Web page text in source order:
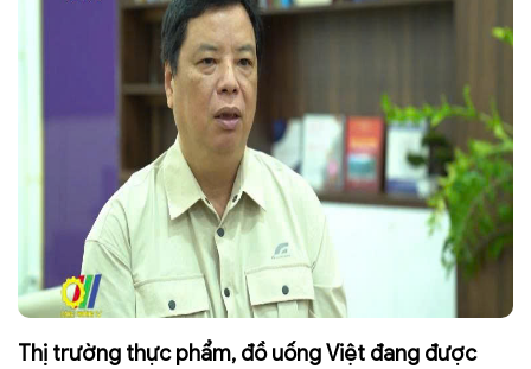
Thị trường thực phẩm, đồ uống Việt đang được